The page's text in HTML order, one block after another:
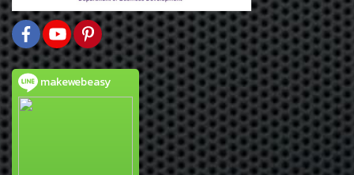
makewebeasy